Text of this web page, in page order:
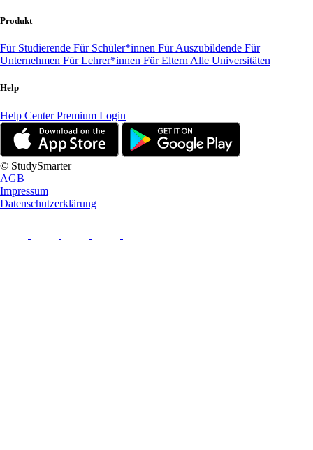
Produkt
Für Studierende Für Schüler*innen Für Auszubildende Für
Unternehmen Für Lehrer*innen Für Eltern Alle Universitäten
Help
Help CenterPremium Login
© StudySmarter
AGB
Impressum
Datenschutzerklärung